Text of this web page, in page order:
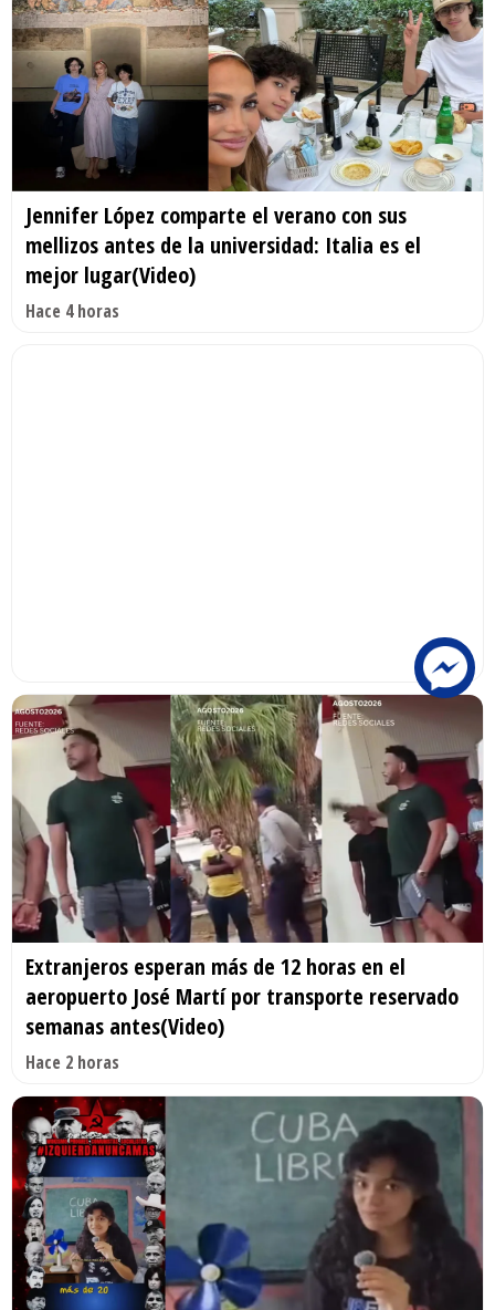
Jennifer López comparte el verano con sus
mellizos antes de la universidad: Italia es el
mejor lugar(Video)
Hace 4 horas
Extranjeros esperan más de 12 horas en el
aeropuerto José Martí por transporte reservado
semanas antes(Video)
Hace 2 horas